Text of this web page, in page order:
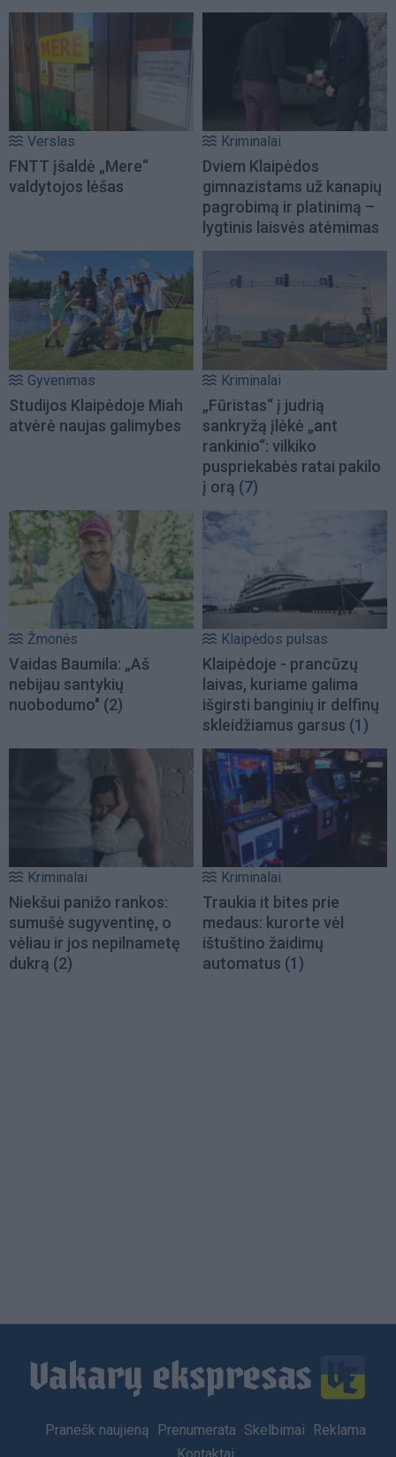
Verslas
FNTT įšaldė „Mere“
valdytojos lėšas
Kriminalai
Dviem Klaipėdos
gimnazistams už kanapių
pagrobimą ir platinimą –
lygtinis laisvės atėmimas
Gyvenimas
Studijos Klaipėdoje Miah
atvėrė naujas galimybes
Kriminalai
„Fūristas“ į judrią
sankryžą įlėkė „ant
rankinio“: vilkiko
puspriekabės ratai pakilo
į orą (7)
Žmonės
Vaidas Baumila: „Aš
nebijau santykių
nuobodumo" (2)
Klaipėdos pulsas
Klaipėdoje - prancūzų
laivas, kuriame galima
išgirsti banginių ir delfinų
skleidžiamus garsus (1)
Kriminalai
Niekšui panižo rankos:
sumušė sugyventinę, o
vėliau ir jos nepilnametę
dukrą (2)
Kriminalai
Traukia it bites prie
medaus: kurorte vėl
ištuštino žaidimų
automatus (1)
Footer
Pranešk naujieną Prenumerata Skelbimai
Reklama